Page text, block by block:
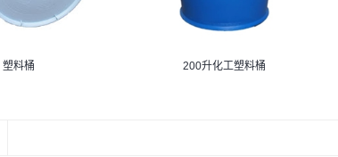
塑料桶 200升化工塑料桶